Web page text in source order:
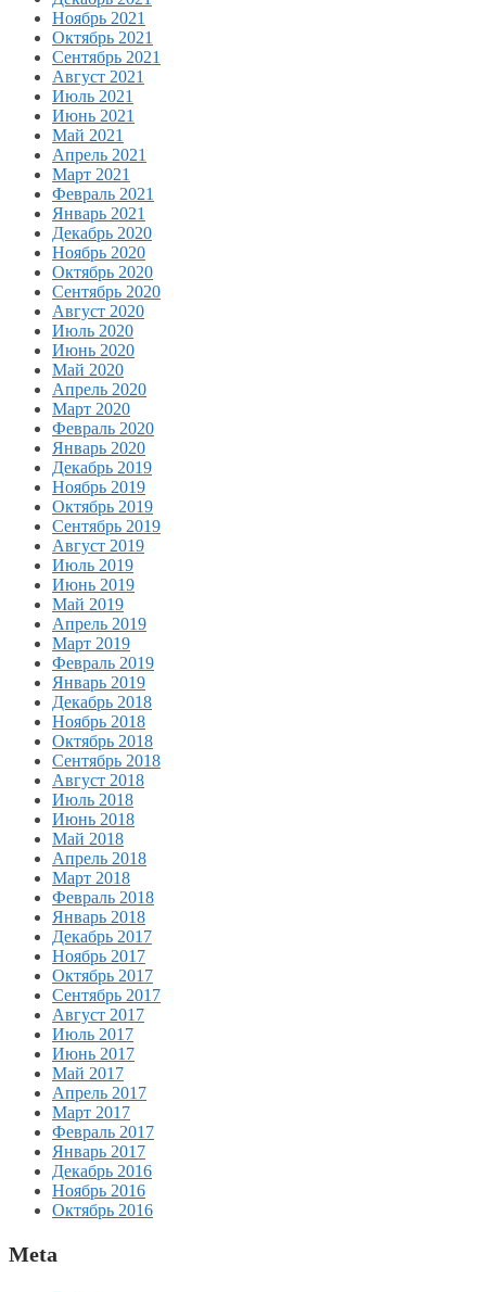
Ноябрь 2021
Октябрь 2021
Сентябрь 2021
Август 2021
Июль 2021
Июнь 2021
Май 2021
Апрель 2021
Март 2021
Февраль 2021
Январь 2021
Декабрь 2020
Ноябрь 2020
Октябрь 2020
Сентябрь 2020
Август 2020
Июль 2020
Июнь 2020
Май 2020
Апрель 2020
Март 2020
Февраль 2020
Январь 2020
Декабрь 2019
Ноябрь 2019
Октябрь 2019
Сентябрь 2019
Август 2019
Июль 2019
Июнь 2019
Май 2019
Апрель 2019
Март 2019
Февраль 2019
Январь 2019
Декабрь 2018
Ноябрь 2018
Октябрь 2018
Сентябрь 2018
Август 2018
Июль 2018
Июнь 2018
Май 2018
Апрель 2018
Март 2018
Февраль 2018
Январь 2018
Декабрь 2017
Ноябрь 2017
Октябрь 2017
Сентябрь 2017
Август 2017
Июль 2017
Июнь 2017
Май 2017
Апрель 2017
Март 2017
Февраль 2017
Январь 2017
Декабрь 2016
Ноябрь 2016
Октябрь 2016
Meta